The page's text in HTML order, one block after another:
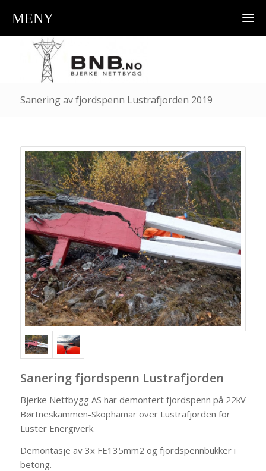
Sanering av fjordspenn Lustrafjorden 2019
Sanering fjordspenn Lustrafjorden
Bjerke Nettbygg AS har demontert fjordspenn på 22kV
Børtneskammen-Skophamar over Lustrafjorden for
Luster Energiverk.
Demontasje av 3x FE135mm2 og fjordspennbukker i
betong.
MENY